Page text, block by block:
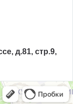
д.81, стр.9,